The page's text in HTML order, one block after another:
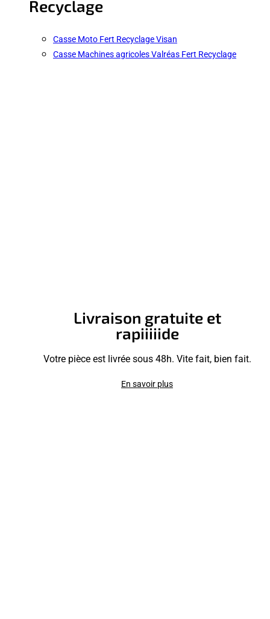
Recyclage
Casse Moto Fert Recyclage Visan
Casse Machines agricoles Valréas Fert Recyclage
Livraison gratuite et
rapiiiiide
Votre pièce est livrée sous 48h. Vite fait, bien fait.
En savoir plus